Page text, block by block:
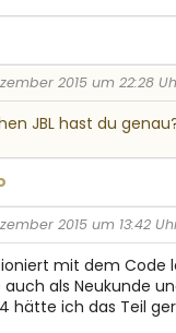
2015 um 22:28
JBL hast du
2015 um 13:42
mit dem Code
auch als Neukunde
hätte ich das Teil